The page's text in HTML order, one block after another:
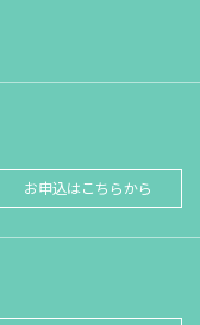
お申込はこちらから